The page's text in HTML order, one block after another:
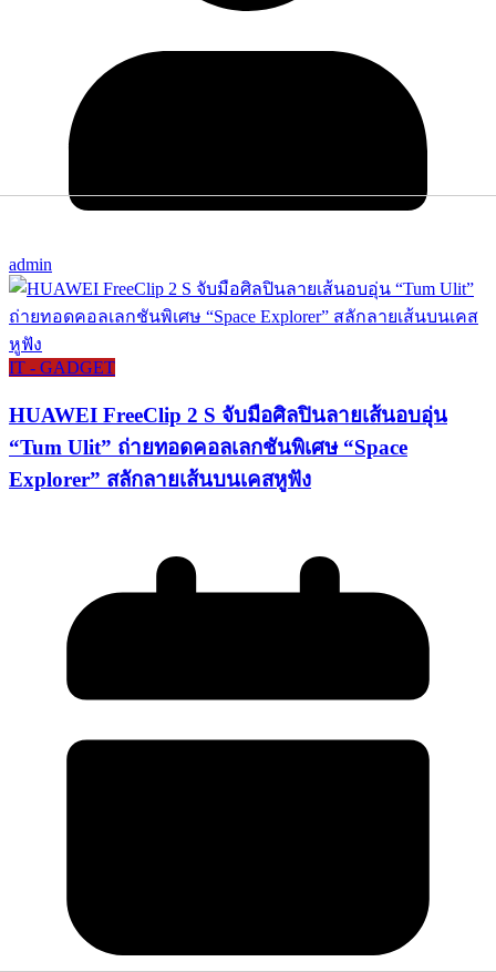
admin
IT - GADGET
HUAWEI FreeClip 2 S จับมือศิลปินลายเส้นอบอุ่น
“Tum Ulit” ถ่ายทอดคอลเลกชันพิเศษ “Space
Explorer” สลักลายเส้นบนเคสหูฟัง